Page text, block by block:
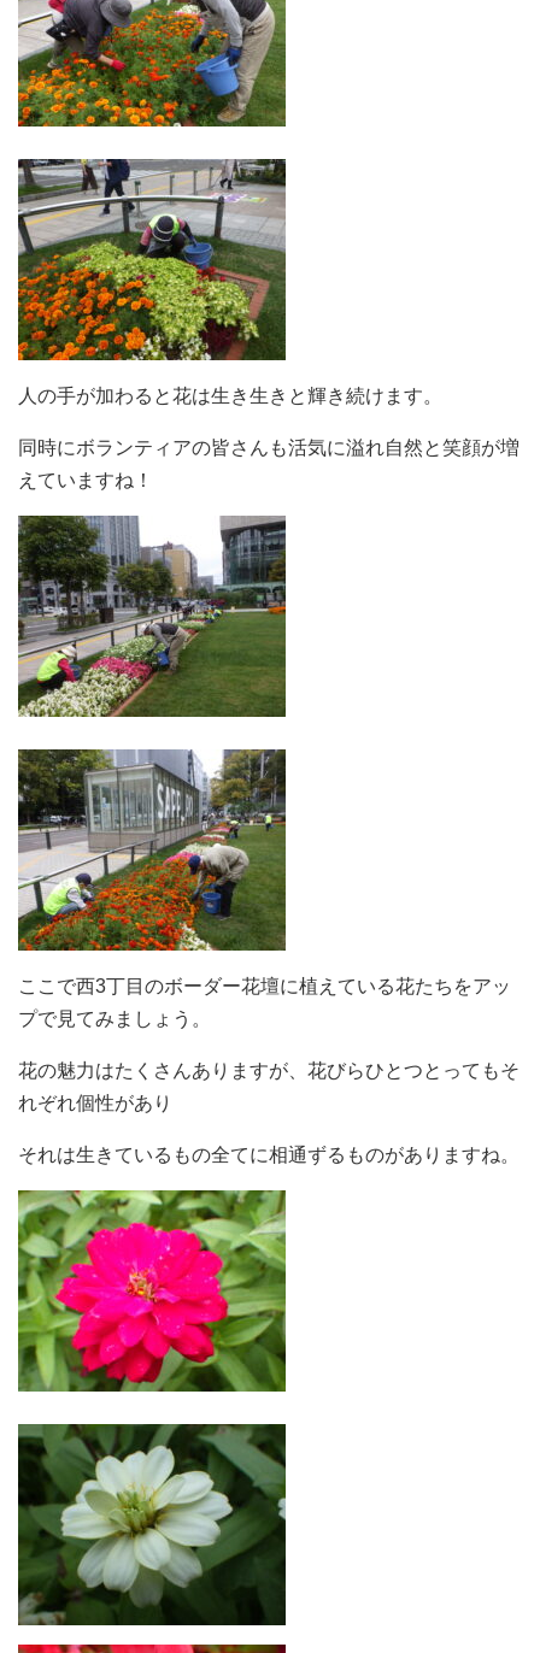
人の手が加わると花は生き生きと輝き続けます。
同時にボランティアの皆さんも活気に溢れ自然と笑顔が増
えていますね！
ここで西3丁目のボーダー花壇に植えている花たちをアッ
プで見てみましょう。
花の魅力はたくさんありますが、花びらひとつとってもそ
れぞれ個性があり
それは生きているもの全てに相通ずるものがありますね。